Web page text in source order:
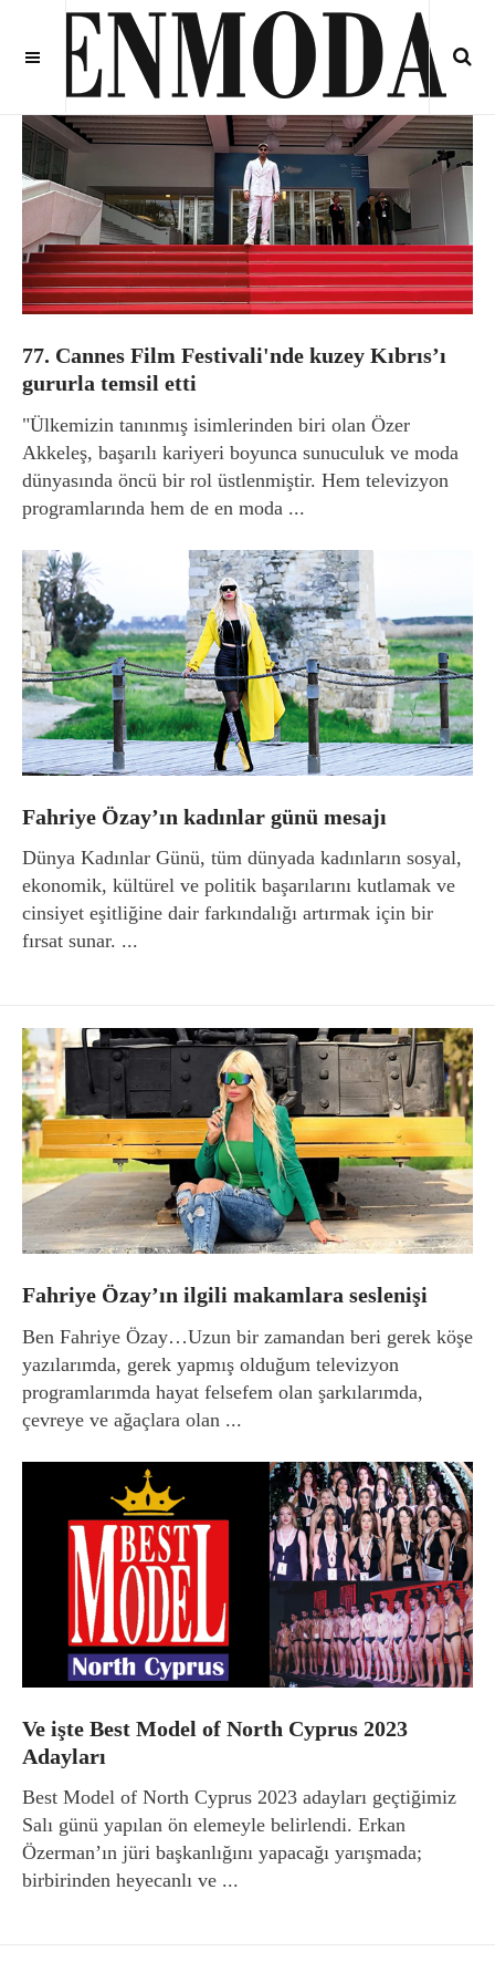
77. Cannes Film Festivali'nde kuzey Kıbrıs’ı
gururla temsil etti
"Ülkemizin tanınmış isimlerinden biri olan Özer
Akkeleş, başarılı kariyeri boyunca sunuculuk ve moda
dünyasında öncü bir rol üstlenmiştir. Hem televizyon
programlarında hem de en moda ...
Fahriye Özay’ın kadınlar günü mesajı
Dünya Kadınlar Günü, tüm dünyada kadınların sosyal,
ekonomik, kültürel ve politik başarılarını kutlamak ve
cinsiyet eşitliğine dair farkındalığı artırmak için bir
fırsat sunar. ...
Fahriye Özay’ın ilgili makamlara seslenişi
Ben Fahriye Özay…Uzun bir zamandan beri gerek köşe
yazılarımda, gerek yapmış olduğum televizyon
programlarımda hayat felsefem olan şarkılarımda,
çevreye ve ağaçlara olan ...
Ve işte Best Model of North Cyprus 2023
Adayları
Best Model of North Cyprus 2023 adayları geçtiğimiz
Salı günü yapılan ön elemeyle belirlendi. Erkan
Özerman’ın jüri başkanlığını yapacağı yarışmada;
birbirinden heyecanlı ve ...